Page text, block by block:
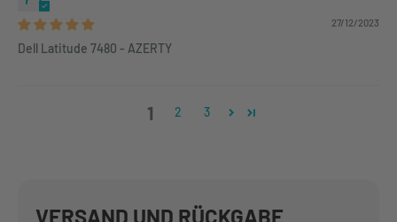
27/12/2023
Dell Latitude 7480 - AZERTY
1 2 3
VERSAND UND RÜCKGABE